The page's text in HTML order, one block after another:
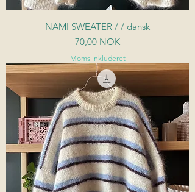
NAMI SWEATER / / dansk
Pris
70,00 NOK
Moms Inkluderet